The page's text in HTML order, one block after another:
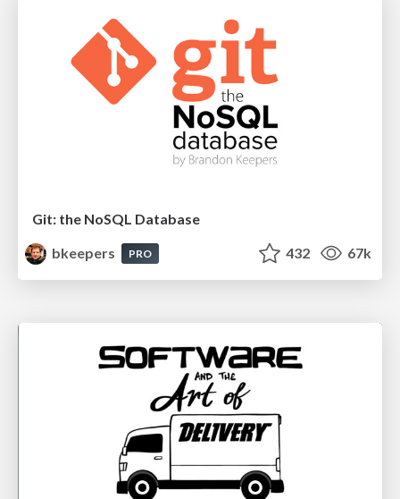
Git: the NoSQL Database
bkeepers
PRO 432 67k